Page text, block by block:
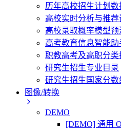
历年高校招生计划
高校实时分析与推荐
高校录取概率模型预
高考教育信息智能助
职教高考及高职分类
研究生招生专业目录
研究生招生国家分数
图像/转换
DEMO
[DEMO] 通用